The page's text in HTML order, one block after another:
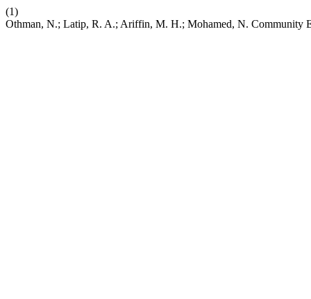
(1)
Othman, N.; Latip, R. A.; Ariffin, M. H.; Mohamed, N. Community